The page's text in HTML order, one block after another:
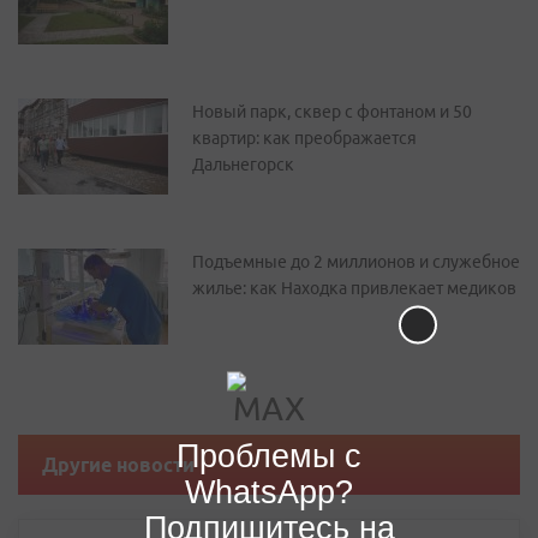
Новый парк, сквер с фонтаном и 50
квартир: как преображается
Дальнегорск
Подъемные до 2 миллионов и служебное
жилье: как Находка привлекает медиков
Другие новостиПроблемы с
WhatsApp?
Подпишитесь на